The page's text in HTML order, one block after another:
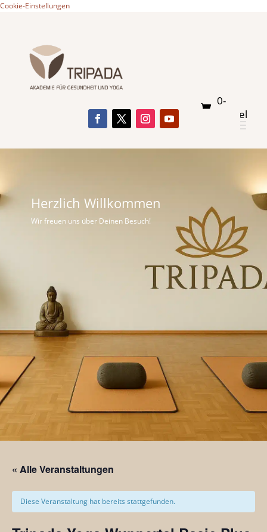
Cookie-Einstellungen
0-
Artikel
Herzlich Willkommen
Wir freuen uns über Deinen Besuch!
« Alle Veranstaltungen
Diese Veranstaltung hat bereits stattgefunden.